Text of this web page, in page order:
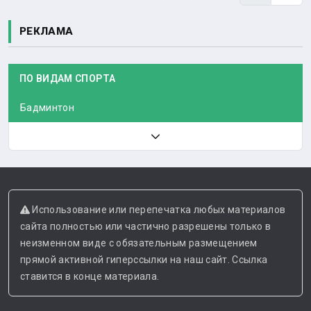
РЕКЛАМА
ПО ВИДАМ СПОРТА
Бадминтон
Использование или перепечатка любых материалов
сайта полностью или частично разрешены только в
неизменном виде с обязательным размещением
прямой активной гиперссылки на наш сайт. Ссылка
ставится в конце материала.